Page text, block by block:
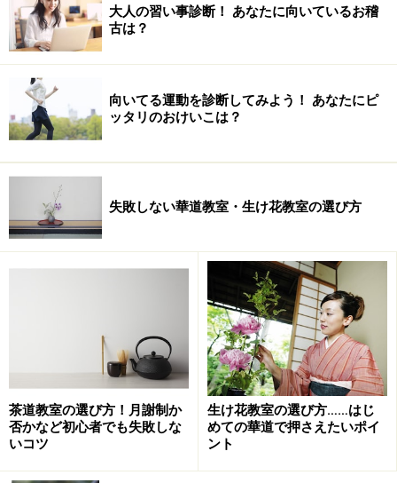
まずはウォーミングアップでしなやかな動きを作ります
今回ガイドは、恵比寿にある「クラブモニカ」の体験レ
ッスンを受けました。明るいスタジオに華やかな女性た
ちが集まって、活気のある1時間30分のレッスンがスタ
ート！
ジルを両手に持ちヒップスカーフを腰に巻いたら、一人
大人の習い事診断！ あなたに向いているお稽
古は？
向いてる運動を診断してみよう！ あなたにピ
ッタリのおけいこは？
失敗しない華道教室・生け花教室の選び方
茶道教室の選び方！月謝制か
否かなど初心者でも失敗しな
いコツ
生け花教室の選び方……はじ
めての華道で押さえたいポイ
ント